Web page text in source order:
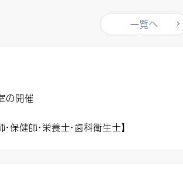
一覧へ
の開催
保健師・栄養士・歯科衛生士】